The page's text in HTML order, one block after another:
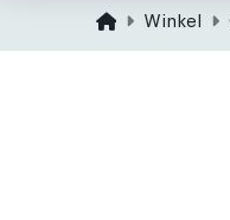
HomeWinkel